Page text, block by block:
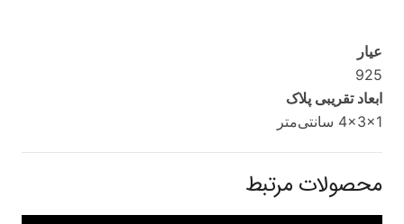
عیار
925
ابعاد تقریبی پلاک
4x3x1 سانتی‌متر
محصولات مرتبط